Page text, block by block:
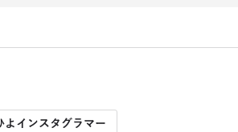
よインスタグラマー